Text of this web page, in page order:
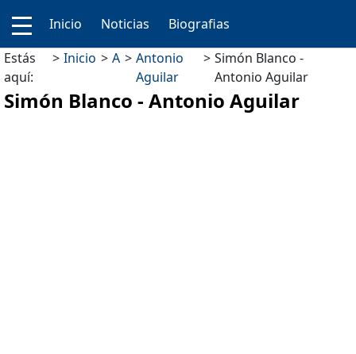
Inicio Noticias
Biografias
Estás
aquí:
Inicio A
Antonio
Aguilar
Simón Blanco -
Antonio Aguilar
Simón Blanco - Antonio Aguilar